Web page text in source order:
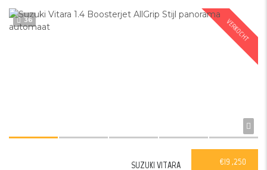
VERKOCHT
36
€19 ,250
SUZUKI VITARA